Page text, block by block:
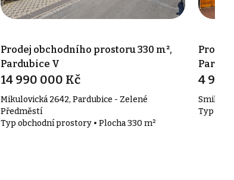
Prodej obchodního prostoru 330 m²,
Pardubice V
14 990 000 Kč
Mikulovická 2642, Pardubice - Zelené
Předměstí
Typ obchodní prostory • Plocha 330 m²
Prodej
4 950
Smilova
Typ